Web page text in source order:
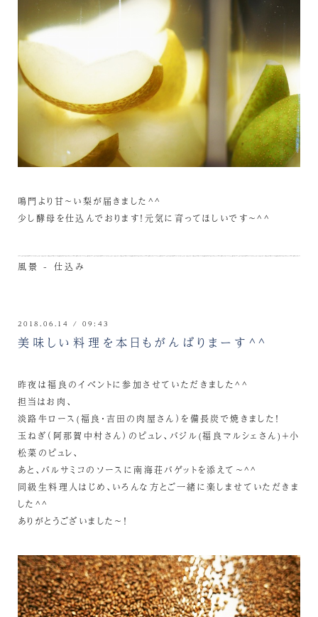
鳴門より甘～い梨が届きました^^
少し酵母を仕込んでおります！元気に育ってほしいです～^^
風景 - 仕込み
2018.06.14 / 09:43
美味しい料理を本日もがんばりまーす^^
昨夜は福良のイベントに参加させていただきました^^
担当はお肉、
淡路牛ロース(福良・吉田の肉屋さん）を備長炭で焼きました！
玉ねぎ（阿那賀中村さん）のピュレ、バジル(福良マルシェさん)＋小
松菜のピュレ、
あと、バルサミコのソースに南海荘バゲットを添えて～^^
同級生料理人はじめ、いろんな方とご一緒に楽しませていただきま
した^^
ありがとうございました～！